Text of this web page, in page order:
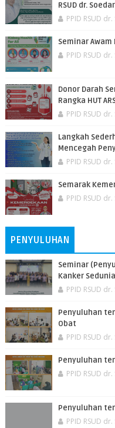
RSUD dr.
PPID RSUD
Seminar Awam
PPID RSUD
Donor Darah
Rangka HUT
PPID RSUD
Langkah
Mencegah
PPID RSUD
Semarak
PPID RSUD
PENYULUHAN
Seminar
Kanker
PPID RSUD
Penyuluhan
Obat
PPID RSUD
Penyuluhan
PPID RSUD
Penyuluhan
PPID RSUD